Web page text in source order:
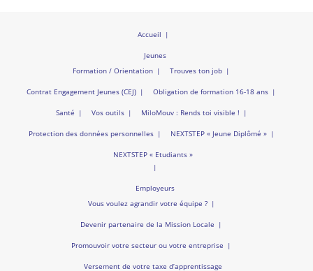
Accueil
Jeunes
Formation / Orientation
Trouves ton job
Contrat Engagement Jeunes (CEJ) Obligation de formation 16-18 ans
Santé Vos outils MiloMouv : Rends toi visible !
Protection des données personnelles NEXTSTEP « Jeune Diplômé »
NEXTSTEP « Etudiants »
Employeurs
Vous voulez agrandir votre équipe ?
Devenir partenaire de la Mission Locale
Promouvoir votre secteur ou votre entreprise
Versement de votre taxe d’apprentissage